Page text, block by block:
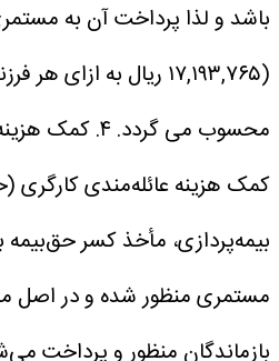
باشد و لذا پرداخت آن به
(۱۷,۱۹۳,۷۶۵ ریال به
محسوب می گردد. ۴. کمک
کمک هزینه عائله‌مندی
بیمه‌پردازی، مأخذ کسر حق‌بیمه
مستمری منظور شده و در اصل
بازماندگان منظور و پرداخت